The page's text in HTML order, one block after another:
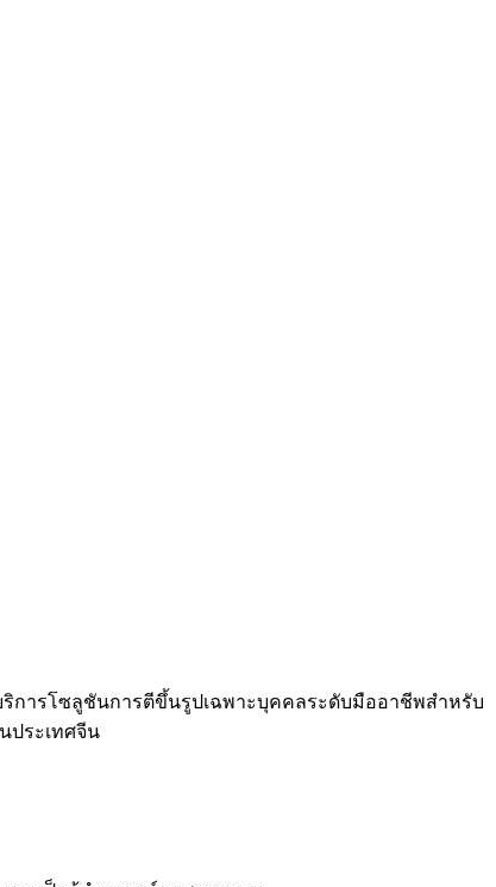
การโซลูชันการตีขึ้นรูปเฉพาะบุคคลระดับมืออาชีพสำหรับ
ประเทศจีน